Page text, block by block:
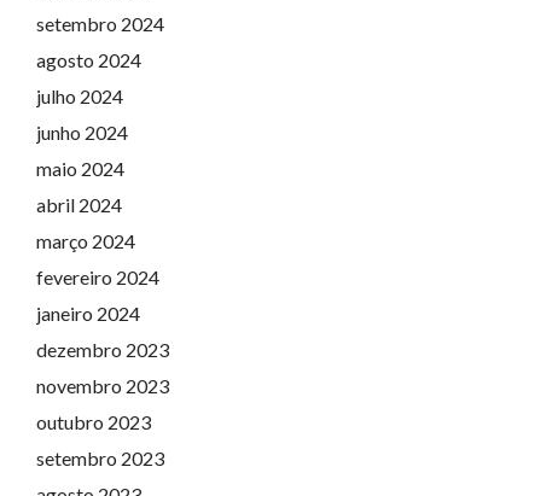
setembro 2024
agosto 2024
julho 2024
junho 2024
maio 2024
abril 2024
março 2024
fevereiro 2024
janeiro 2024
dezembro 2023
novembro 2023
outubro 2023
setembro 2023